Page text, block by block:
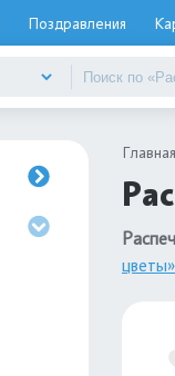
Поздравления
Главная
цветы»